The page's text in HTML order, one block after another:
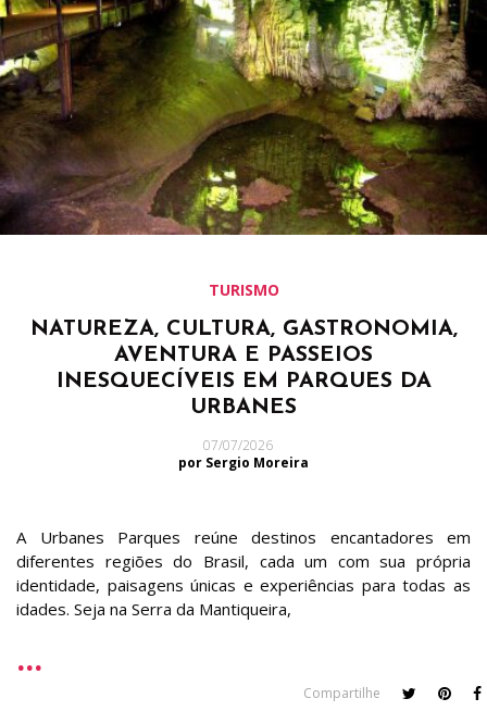
TURISMO
NATUREZA, CULTURA, GASTRONOMIA,
AVENTURA E PASSEIOS
INESQUECÍVEIS EM PARQUES DA
URBANES
07/07/2026
por Sergio Moreira
A Urbanes Parques reúne destinos encantadores em
diferentes regiões do Brasil, cada um com sua própria
identidade, paisagens únicas e experiências para todas as
idades. Seja na Serra da Mantiqueira,
Compartilhe